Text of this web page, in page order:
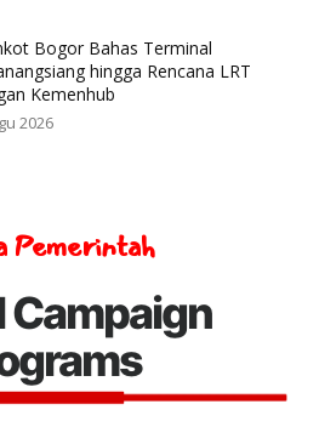
Bogor Bahas Terminal
hingga Rencana LRT
Kemenhub
2026
Pemerintah
Campaign